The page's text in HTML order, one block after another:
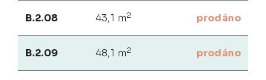
B.2.08 43,1 m2 prodáno
B.2.09 48,1 m2 prodáno